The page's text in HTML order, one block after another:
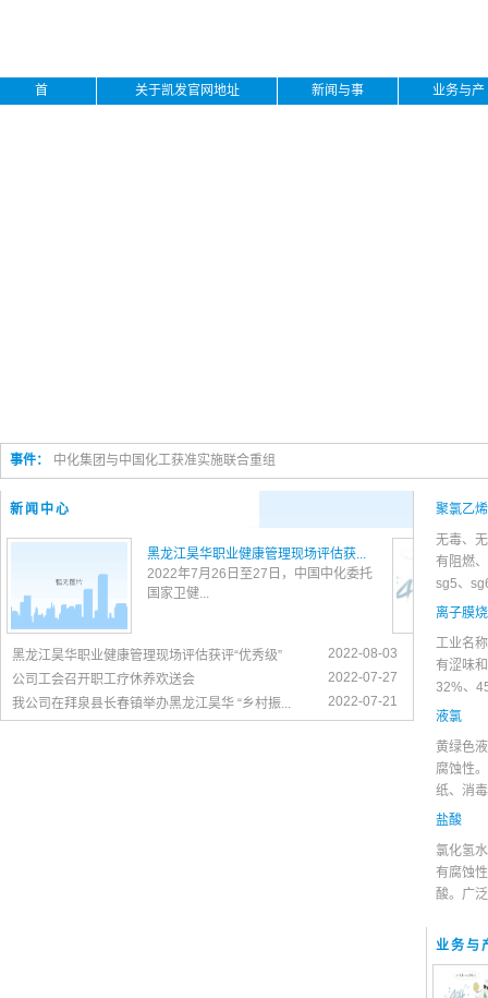
首
关于凯发官网地址
新闻与事
业务与产
事件： 中化集团与中国化工获准实施联合重组
新闻中心
黑龙江昊华职业健康管理现场评估获...
2022年7月26日至27日，中国中化委托
国家卫健...
黑龙江昊华职业健康管理现场评估获评“优秀级”
2022-08-03
公司工会召开职工疗休养欢送会
2022-07-27
我公司在拜泉县长春镇举办黑龙江昊华 “乡村振...
2022-07-21
聚氯乙
无毒、
有阻燃
sg5、
离子膜
工业名
有涩味
32%、
液氯
黄绿色
腐蚀性
纸、消
盐酸
氯化氢
有腐蚀
酸。广
业务与